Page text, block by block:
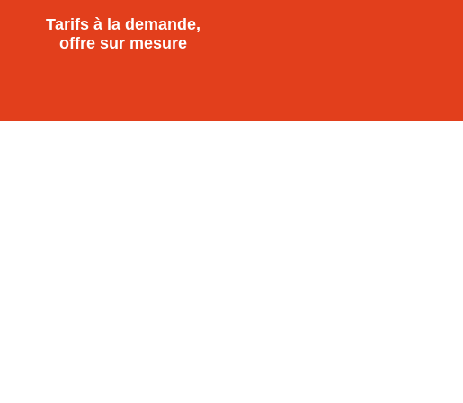
Tarifs à la demande,
offre sur mesure